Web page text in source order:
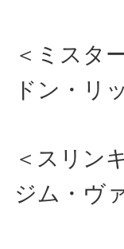
＜ミスタ
ドン・リ
＜スリン
ジム・ヴ